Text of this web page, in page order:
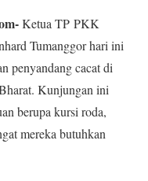
Ketua TP PKK
Tumanggor hari ini
penyandang cacat di
Kunjungan ini
berupa kursi roda,
mereka butuhkan